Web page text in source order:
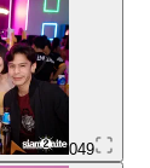
049